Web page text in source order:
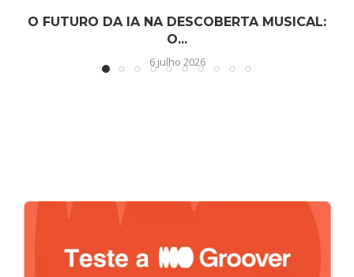
O FUTURO DA IA NA DESCOBERTA MUSICAL:
O...
6 julho 2026